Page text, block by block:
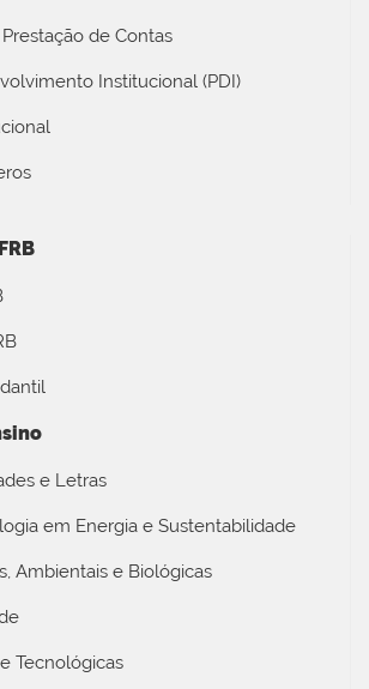
de Contas
Institucional (PDI)
e Letras
em Energia e Sustentabilidade
Ambientais e Biológicas
Tecnológicas